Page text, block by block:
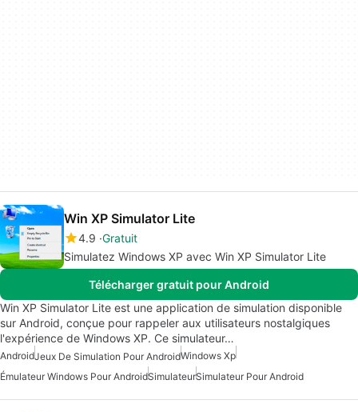
Win XP Simulator Lite
4.9 Gratuit
Simulatez Windows XP avec Win XP Simulator Lite
Télécharger gratuit pour Android
Win XP Simulator Lite est une application de simulation disponible
sur Android, conçue pour rappeler aux utilisateurs nostalgiques
l'expérience de Windows XP. Ce simulateur…
AndroidJeux De Simulation Pour AndroidWindows Xp
Émulateur Windows Pour AndroidSimulateurSimulateur Pour Android